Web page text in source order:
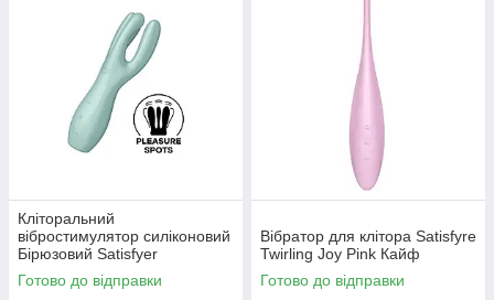
Кліторальний
вібростимулятор силіконовий
Бірюзовий Satisfyer
Threesome 3 Кайф
Готово до відправки
Вібратор для клітора Satisfyre
Twirling Joy Pink Кайф
Готово до відправки